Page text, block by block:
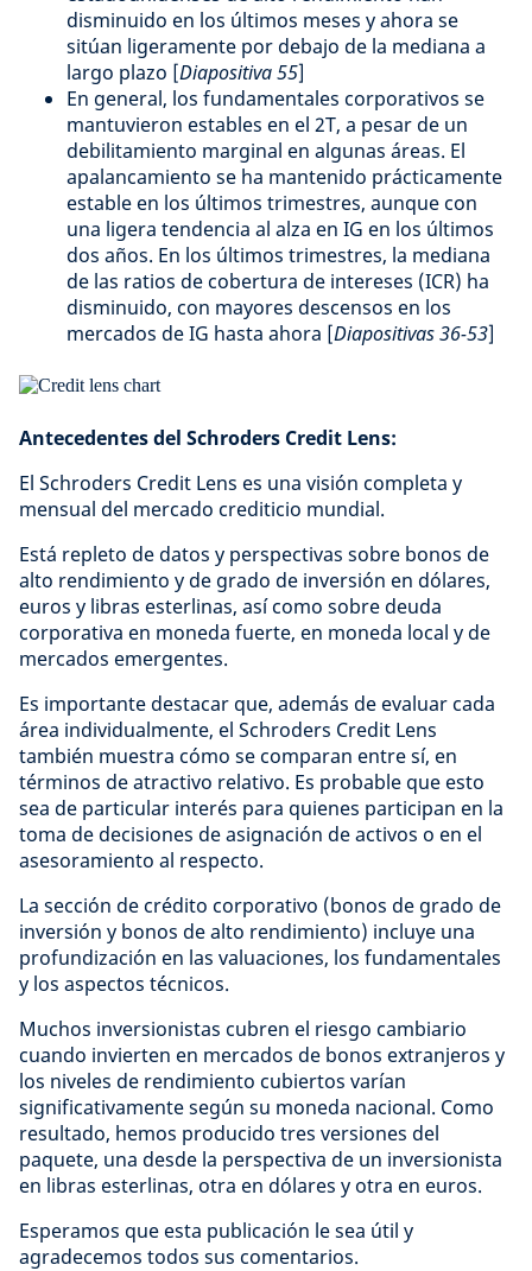
disminuido en los últimos meses y ahora se
sitúan ligeramente por debajo de la mediana a
largo plazo [Diapositiva 55]
En general, los fundamentales corporativos se
mantuvieron estables en el 2T, a pesar de un
debilitamiento marginal en algunas áreas. El
apalancamiento se ha mantenido prácticamente
estable en los últimos trimestres, aunque con
una ligera tendencia al alza en IG en los últimos
dos años. En los últimos trimestres, la mediana
de las ratios de cobertura de intereses (ICR) ha
disminuido, con mayores descensos en los
mercados de IG hasta ahora [Diapositivas 36-53]
Antecedentes del Schroders Credit Lens:
El Schroders Credit Lens es una visión completa y
mensual del mercado crediticio mundial.
Está repleto de datos y perspectivas sobre bonos de
alto rendimiento y de grado de inversión en dólares,
euros y libras esterlinas, así como sobre deuda
corporativa en moneda fuerte, en moneda local y de
mercados emergentes.
Es importante destacar que, además de evaluar cada
área individualmente, el Schroders Credit Lens
también muestra cómo se comparan entre sí, en
términos de atractivo relativo. Es probable que esto
sea de particular interés para quienes participan en la
toma de decisiones de asignación de activos o en el
asesoramiento al respecto.
La sección de crédito corporativo (bonos de grado de
inversión y bonos de alto rendimiento) incluye una
profundización en las valuaciones, los fundamentales
y los aspectos técnicos.
Muchos inversionistas cubren el riesgo cambiario
cuando invierten en mercados de bonos extranjeros y
los niveles de rendimiento cubiertos varían
significativamente según su moneda nacional. Como
resultado, hemos producido tres versiones del
paquete, una desde la perspectiva de un inversionista
en libras esterlinas, otra en dólares y otra en euros.
Esperamos que esta publicación le sea útil y
agradecemos todos sus comentarios.